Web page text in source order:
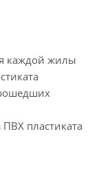
каждой жилы
пластиката